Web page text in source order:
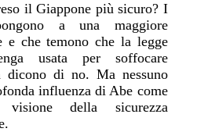
il Giappone più sicuro? I
a una maggiore
e che temono che la legge
usata per soffocare
dicono di no. Ma nessuno
influenza di Abe come
della sicurezza